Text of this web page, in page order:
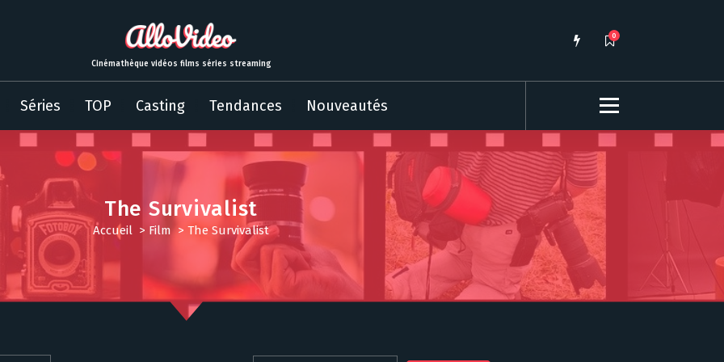
Cinémathèque vidéos films séries streaming
0
Séries TOP Casting Tendances Nouveautés
The Survivalist
Accueil > Film> The Survivalist